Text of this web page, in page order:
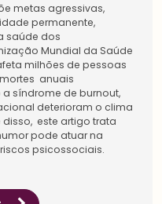
metas agressivas,
permanente,
saúde dos
Mundial da Saúde
milhões de pessoas
anuais
síndrome de burnout,
deterioram o clima
este artigo trata
pode atuar na
psicossociais.
PessoaFísica
Impulsione a sua carreira
especialistas sobre
gestão de pessoas.